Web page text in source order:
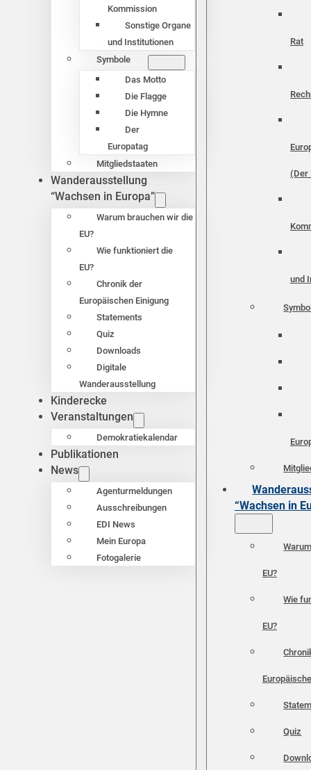
Kommission
Sonstige Organe
und Institutionen
Symbole
Das Motto
Die Flagge
Die Hymne
Der
Europatag
Mitgliedstaaten
Wanderausstellung
“Wachsen in Europa”
Warum brauchen wir die
EU?
Wie funktioniert die
EU?
Chronik der
Europäischen Einigung
Statements
Quiz
Downloads
Digitale
Wanderausstellung
Kinderecke
Veranstaltungen
Demokratiekalendar
Publikationen
News
Agenturmeldungen
Ausschreibungen
EDI News
Mein Europa
Fotogalerie
Rat
(Der
und
“Wachsen in
EU?
Wie
EU?
Quiz